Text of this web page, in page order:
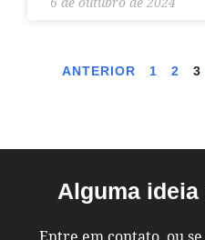
ANTERIOR 1 2 3
Alguma